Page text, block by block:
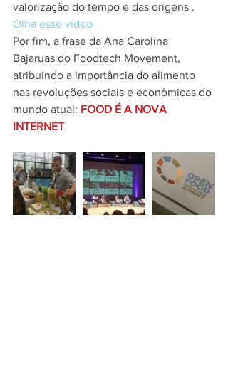
valorização do tempo e das origens .
Olha esse vídeo
Por fim, a frase da Ana Carolina
Bajaruas do Foodtech Movement,
atribuindo a importância do alimento
nas revoluções sociais e econômicas do
mundo atual: FOOD É A NOVA
INTERNET.